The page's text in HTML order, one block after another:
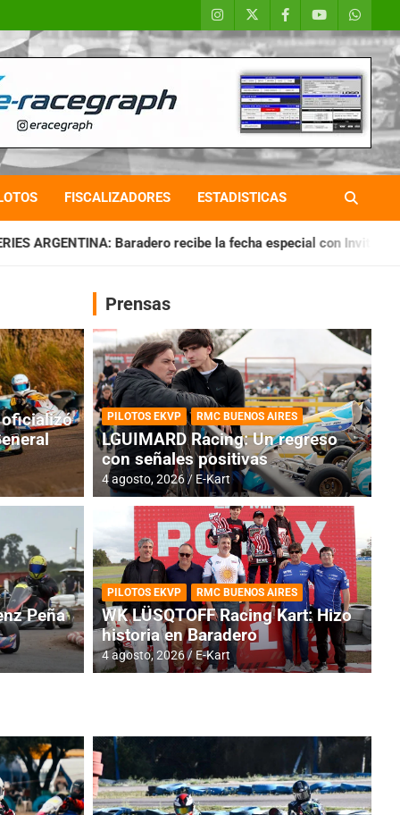
FISCALIZADORES ESTADISTICAS
recibe la fecha especial con Invitados CHAQUEÑO
RMC BUENOS AIRES
Cerró una jornada
oficializó
Peña
Prensas
PILOTOS EKVP RMC BUENOS AIRES
LGUIMARD Racing: Un regreso
con señales positivas
4 agosto, 2026 E-Kart
PILOTOS EKVP RMC BUENOS AIRES
WK LÜSQTOFF Racing Kart: Hizo
historia en Baradero
4 agosto, 2026 E-Kart